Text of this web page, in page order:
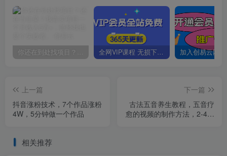
你还在到处找项目？还在当韭菜？我靠卖项目一个月收入5万+，曾经我也是个失败者。 全网VIP课程 无损下载~
上一篇
抖音涨粉技术，7个作品涨粉
4W，5分钟做一个作品
下一篇
古法五音养生教程，五音疗
愈的视频的制作方法，2-4小
相关推荐